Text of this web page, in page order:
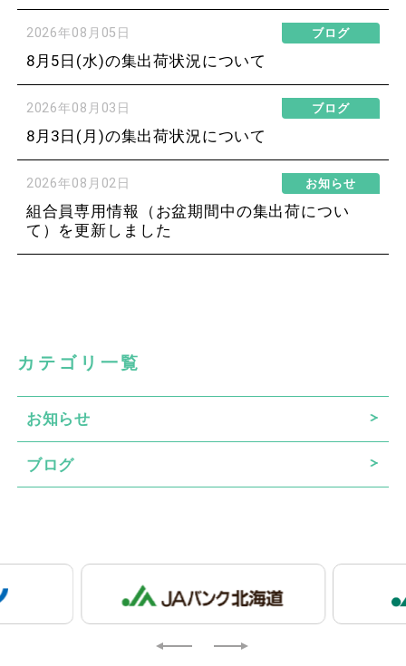
2026年08月05日 ブログ
8月5日(水)の集出荷状況について
2026年08月03日 ブログ
8月3日(月)の集出荷状況について
2026年08月02日 お知らせ
組合員専用情報（お盆期間中の集出荷につい
て）を更新しました
カテゴリ一覧
お知らせ
ブログ